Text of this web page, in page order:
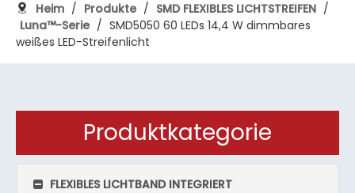
Heim / Produkte / SMD FLEXIBLES LICHTSTREIFEN /
Luna™-Serie / SMD5050 60 LEDs 14,4 W dimmbares
weißes LED-Streifenlicht
Produktkategorie
FLEXIBLES LICHTBAND INTEGRIERT